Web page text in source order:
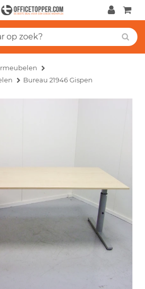
Bureau 21946 Gispen